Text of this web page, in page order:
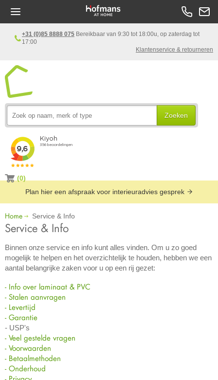
+31 (0)85 8888 075 Bereikbaar van 9:30 tot 18:00u, op zaterdag tot
17:00
Klantenservice & retourneren
Zoeken
(0)
Plan hier een afspraak voor interieuradvies gesprek
Home Service & Info
Service & Info
Binnen onze service en info kunt alles vinden. Om u zo goed
mogelijk te helpen en het overzichtelijk te houden, hebben we een
aantal belangrijke zaken voor u op een rij gezet:
- Info over laminaat & PVC
- Stalen aanvragen
- Levertijd
- Garantie
- USP's
- Veel gestelde vragen
- Voorwaarden
- Betaalmethoden
- Onderhoud